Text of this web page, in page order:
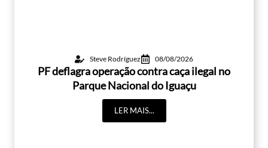
Steve Rodríguez 08/08/2026
PF deflagra operação contra caça ilegal no
Parque Nacional do Iguaçu
LER MAIS...